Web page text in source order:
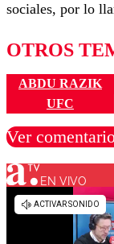
sociales, por lo
OTROS
ABDU RAZIK
UFC
Ver
Los
EN VIVO